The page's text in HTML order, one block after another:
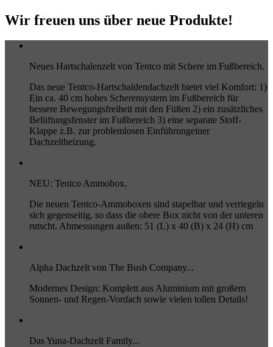
Wir freuen uns über neue Produkte!
Neues Hartschalenzelt von Tentco mit Schere im Fußbereich.
Das neue Tentco-Hartschaldendachzelt bietet viel Komfort: 1)
Ein ca. 40 cm hohes Scherensystem im Fußbereich für
bessere Bewegungsfreiheit mit den Füßen 2) ein zusätzliches
Belüftungsfenster im Fußbereich 3) eine separate Stoff-
Klappe z.B. zur problemlosen Einführungeiner
Dachzeltheizung.
NEU: Tentco Ammobox.
Die neuen Tentco-Ammoboxen sind stapelbar und verriegeln
sich gegenseitig, so dass die obere Box nicht von der unteren
rutscht. Abmessungen außen: 51 (L) x 40 (B) x 24 (H) cm
Alpha Dachzelt von The Bush Company...
Modernes Design: Komplett aus Aluminium mit großem
Sonnen- und Regen-Vordach sowie vielen tollen Details!
Das Yuna-Dachzelt Family...